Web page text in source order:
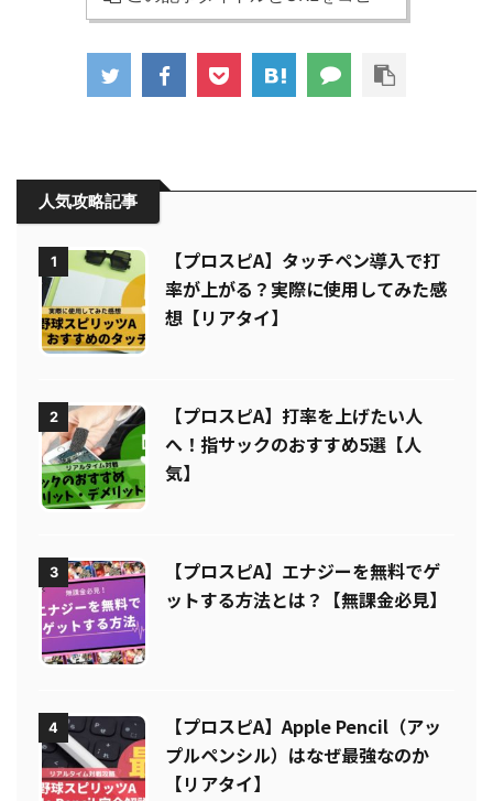
人気攻略記事
1
【プロスピA】タッチペン導入で打
率が上がる？実際に使用してみた感
想【リアタイ】
2
【プロスピA】打率を上げたい人
へ！指サックのおすすめ5選【人
気】
3
【プロスピA】エナジーを無料でゲ
ットする方法とは？【無課金必見】
4
【プロスピA】Apple Pencil（アッ
プルペンシル）はなぜ最強なのか
【リアタイ】